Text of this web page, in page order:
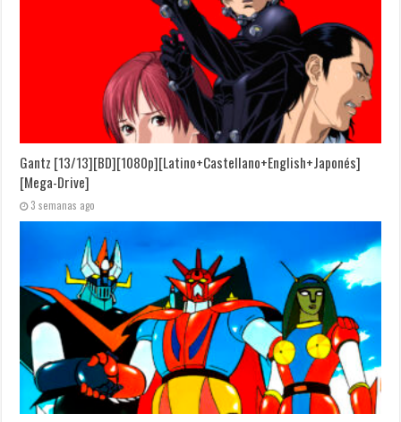
Gantz [13/13][BD][1080p][Latino+Castellano+English+Japonés]
[Mega-Drive]
3 semanas ago